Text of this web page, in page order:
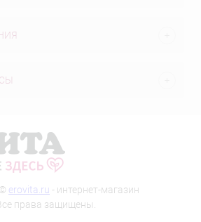
erovita.ru - интернет-магазин
права защищены.